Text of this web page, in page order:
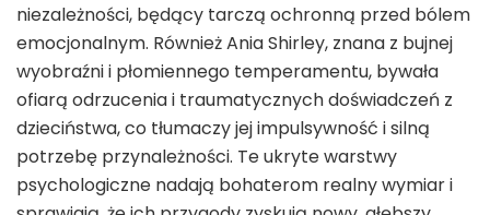
niezależności, będący tarczą ochronną przed bólem
emocjonalnym. Również Ania Shirley, znana z bujnej
wyobraźni i płomiennego temperamentu, bywała
ofiarą odrzucenia i traumatycznych doświadczeń z
dzieciństwa, co tłumaczy jej impulsywność i silną
potrzebę przynależności. Te ukryte warstwy
psychologiczne nadają bohaterom realny wymiar i